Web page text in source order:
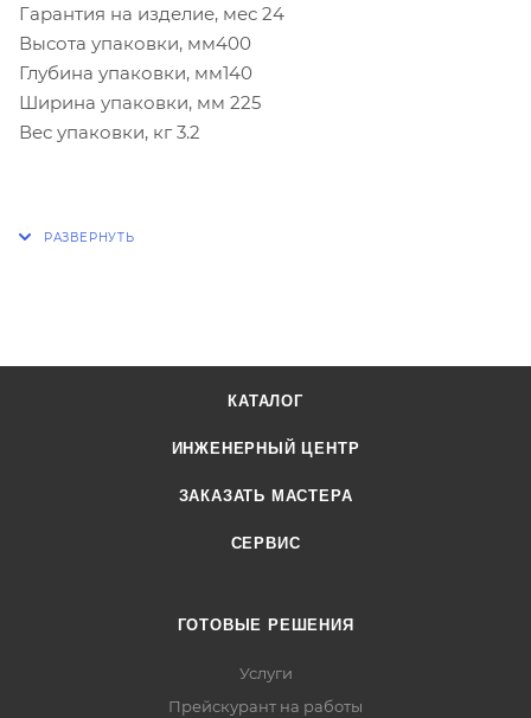
Гарантия на изделие, мес 24
Высота упаковки, мм400
Глубина упаковки, мм140
Ширина упаковки, мм 225
Вес упаковки, кг 3.2
КАТАЛОГ
ИНЖЕНЕРНЫЙ ЦЕНТР
ЗАКАЗАТЬ МАСТЕРА
СЕРВИС
ГОТОВЫЕ РЕШЕНИЯ
Услуги
Прейскурант на работы